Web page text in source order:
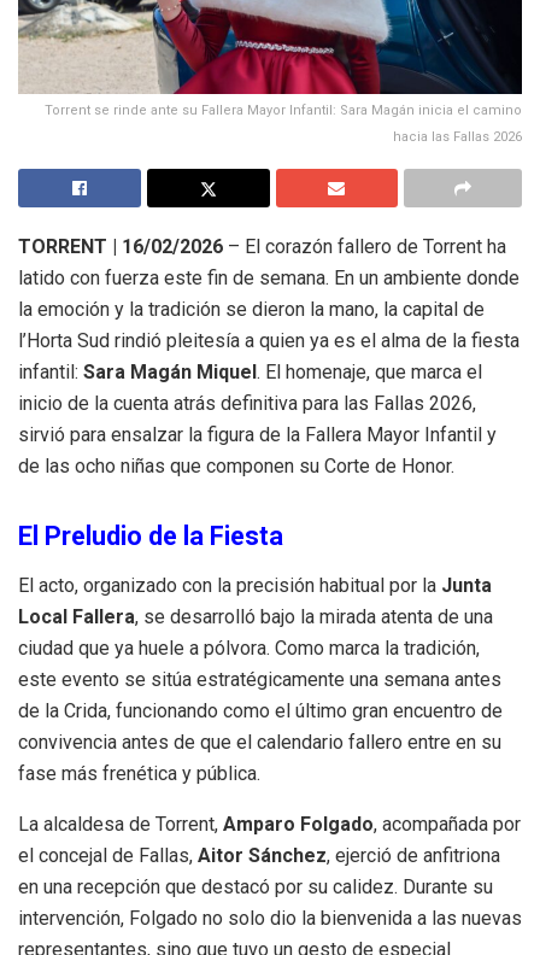
Torrent se rinde ante su Fallera Mayor Infantil: Sara Magán inicia el camino
hacia las Fallas 2026
TORRENT | 16/02/2026 – El corazón fallero de Torrent ha
latido con fuerza este fin de semana. En un ambiente donde
la emoción y la tradición se dieron la mano, la capital de
l’Horta Sud rindió pleitesía a quien ya es el alma de la fiesta
infantil: Sara Magán Miquel. El homenaje, que marca el
inicio de la cuenta atrás definitiva para las Fallas 2026,
sirvió para ensalzar la figura de la Fallera Mayor Infantil y
de las ocho niñas que componen su Corte de Honor.
El Preludio de la Fiesta
El acto, organizado con la precisión habitual por la Junta
Local Fallera, se desarrolló bajo la mirada atenta de una
ciudad que ya huele a pólvora. Como marca la tradición,
este evento se sitúa estratégicamente una semana antes
de la Crida, funcionando como el último gran encuentro de
convivencia antes de que el calendario fallero entre en su
fase más frenética y pública.
La alcaldesa de Torrent, Amparo Folgado, acompañada por
el concejal de Fallas, Aitor Sánchez, ejerció de anfitriona
en una recepción que destacó por su calidez. Durante su
intervención, Folgado no solo dio la bienvenida a las nuevas
representantes, sino que tuvo un gesto de especial